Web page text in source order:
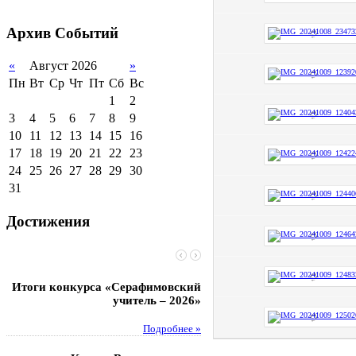
поддержки обучающихся
сотрудничество
Организация питания в
образовательной
организации
Архив Событий
« Август 2026
»
Пн Вт Ср Чт Пт Сб Вс
1
2
3
4 5 6 7 8
9
10
11 12 13 14 15
16
17
18 19 20 21 22 23
24 25 26 27 28 29 30
31
Достижения
Итоги конкурса «Серафимовский
учитель – 2026»
Подробнее »
Чебаненко Глеб стал